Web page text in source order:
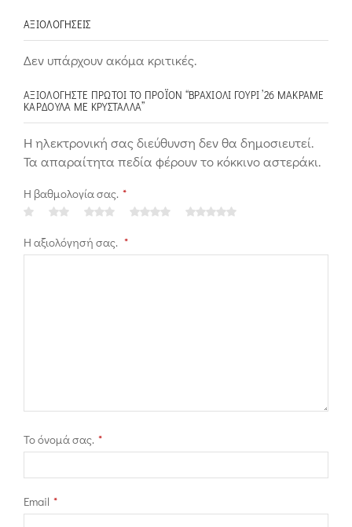
ΑΞΙΟΛΟΓΉΣΕΙΣ
Δεν υπάρχουν ακόμα κριτικές.
ΑΞΙΟΛΟΓΉΣΤΕ ΠΡΏΤΟΙ ΤΟ ΠΡΟΪΌΝ “ΒΡΑΧΙΌΛΙ ΓΟΎΡΙ ’26 ΜΑΚΡΑΜΈ
ΚΑΡΔΟΎΛΑ ΜΕ ΚΡΎΣΤΑΛΛΑ”
Η ηλεκτρονική σας διεύθυνση δεν θα δημοσιευτεί.
Τα απαραίτητα πεδία φέρουν το κόκκινο αστεράκι.
Η βαθμολογία σας. *
Η αξιολόγησή σας. *
Το όνομά σας. *
Email *